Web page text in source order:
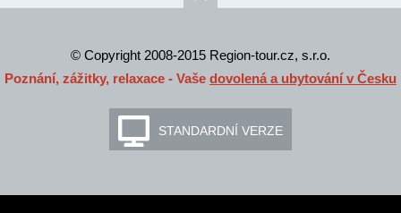
© Copyright 2008-2015 Region-tour.cz, s.r.o.
Poznání, zážitky, relaxace - Vaše dovolená a ubytování v Česku
STANDARDNÍ VERZE